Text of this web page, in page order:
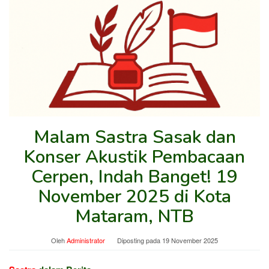
Malam Sastra Sasak dan
Konser Akustik Pembacaan
Cerpen, Indah Banget! 19
November 2025 di Kota
Mataram, NTB
OlehAdministrator Diposting pada 19 November 2025